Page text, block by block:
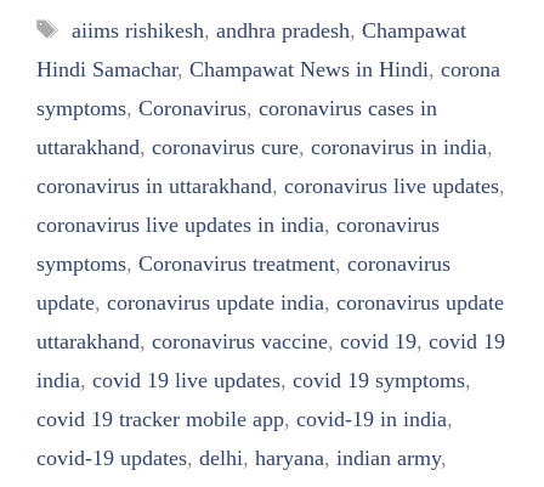
Tags
aiims rishikesh, andhra pradesh, Champawat
Hindi Samachar, Champawat News in Hindi, corona
symptoms, Coronavirus, coronavirus cases in
uttarakhand, coronavirus cure, coronavirus in india,
coronavirus in uttarakhand, coronavirus live updates,
coronavirus live updates in india, coronavirus
symptoms, Coronavirus treatment, coronavirus
update, coronavirus update india, coronavirus update
uttarakhand, coronavirus vaccine, covid 19, covid 19
india, covid 19 live updates, covid 19 symptoms,
covid 19 tracker mobile app, covid-19 in india,
covid-19 updates, delhi, haryana, indian army,